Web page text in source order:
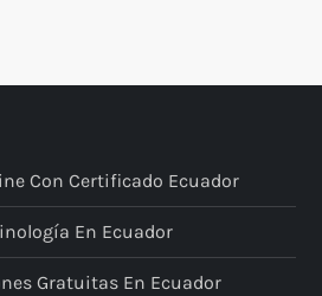
Con Certificado Ecuador
En Ecuador
Gratuitas En Ecuador